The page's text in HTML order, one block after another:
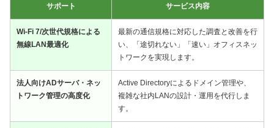
サポート サービス内容
Wi-Fi 7/次世代規格による
無線LAN最適化
最新の通信規格に対応した調査と改善を行
い、「途切れない」「速い」オフィスネッ
トワークを実現します。
法人向けADサーバ・ネッ
トワーク管理の高度化
Active Directoryによるドメイン管理や、
複雑な社内LANの設計・運用を代行しま
す。